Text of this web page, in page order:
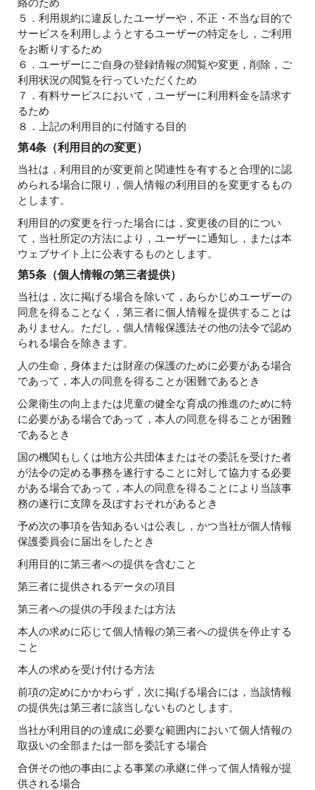
５．利用規約に違反したユーザーや，不正・不当な目的で
サービスを利用しようとするユーザーの特定をし，ご利用
をお断りするため
６．ユーザーにご自身の登録情報の閲覧や変更，削除，ご
利用状況の閲覧を行っていただくため
７．有料サービスにおいて，ユーザーに利用料金を請求す
るため
８．上記の利用目的に付随する目的
第4条（利用目的の変更）
当社は，利用目的が変更前と関連性を有すると合理的に認
められる場合に限り，個人情報の利用目的を変更するもの
とします。
利用目的の変更を行った場合には，変更後の目的につい
て，当社所定の方法により，ユーザーに通知し，または本
ウェブサイト上に公表するものとします。
第5条（個人情報の第三者提供）
当社は，次に掲げる場合を除いて，あらかじめユーザーの
同意を得ることなく，第三者に個人情報を提供することは
ありません。ただし，個人情報保護法その他の法令で認め
られる場合を除きます。
人の生命，身体または財産の保護のために必要がある場合
であって，本人の同意を得ることが困難であるとき
公衆衛生の向上または児童の健全な育成の推進のために特
に必要がある場合であって，本人の同意を得ることが困難
であるとき
国の機関もしくは地方公共団体またはその委託を受けた者
が法令の定める事務を遂行することに対して協力する必要
がある場合であって，本人の同意を得ることにより当該事
務の遂行に支障を及ぼすおそれがあるとき
予め次の事項を告知あるいは公表し，かつ当社が個人情報
保護委員会に届出をしたとき
利用目的に第三者への提供を含むこと
第三者に提供されるデータの項目
第三者への提供の手段または方法
本人の求めに応じて個人情報の第三者への提供を停止する
こと
本人の求めを受け付ける方法
前項の定めにかかわらず，次に掲げる場合には，当該情報
の提供先は第三者に該当しないものとします。
当社が利用目的の達成に必要な範囲内において個人情報の
取扱いの全部または一部を委託する場合
合併その他の事由による事業の承継に伴って個人情報が提
供される場合